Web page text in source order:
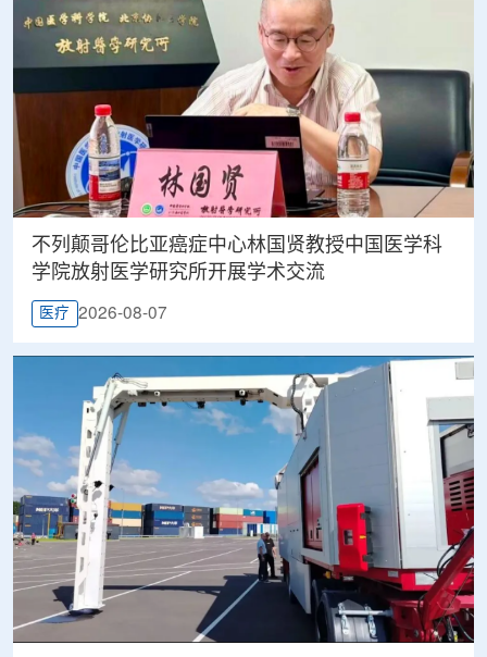
不列颠哥伦比亚癌症中心林国贤教授中国医学科
学院放射医学研究所开展学术交流
医疗 2026-08-07